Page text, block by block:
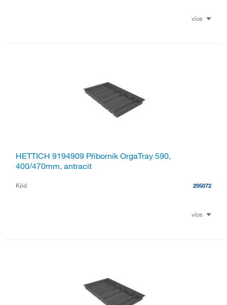
více
HETTICH 9194909 Příborník OrgaTray 590,
400/470mm, antracit
Kód 295072
více